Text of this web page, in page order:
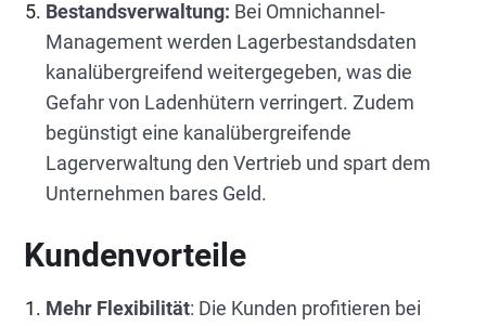
Bestandsverwaltung: Bei Omnichannel-
Management werden Lagerbestandsdaten
kanalübergreifend weitergegeben, was die
Gefahr von Ladenhütern verringert. Zudem
begünstigt eine kanalübergreifende
Lagerverwaltung den Vertrieb und spart dem
Unternehmen bares Geld.
Kundenvorteile
Mehr Flexibilität: Die Kunden profitieren bei